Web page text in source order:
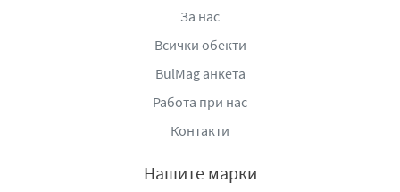
За нас
Всички обекти
BulMag анкета
Работа при нас
Контакти
Нашите марки